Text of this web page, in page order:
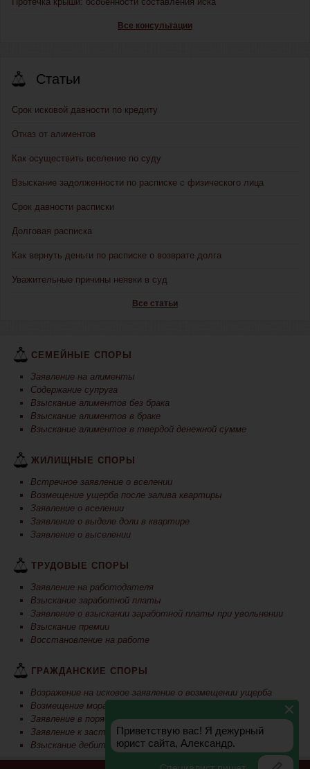
Все консультации
Статьи
Срок исковой давности по кредиту
Отказ от алиментов
Как осуществить вселение по суду
Взыскание задолженности по расписке с физического лица
Срок давности расписки
Долговая расписка
Как вернуть деньги по расписке о возврате долга
Уважительные причины неявки в суд
Все статьи
СЕМЕЙНЫЕ СПОРЫ
Заявление на алименты
Содержание супруга
Взыскание алиментов без брака
Взыскание алиментов в браке
Взыскание алиментов в твердой денежной сумме
ЖИЛИЩНЫЕ СПОРЫ
Встречное заявление о вселении
Возмещение ущерба после залива квартиры
Заявление о вселении
Заявление о выделе доли в квартире
Заявление о выселении
ТРУДОВЫЕ СПОРЫ
Заявление на работодателя
Взыскание заработной платы
Заявление о взыскании заработной платы при увольнении
Взыскание премии
Восстановление на работе
ГРАЖДАНСКИЕ СПОРЫ
Возражение на исковое заявление о возмещении ущерба
Возмещение моральное вреда
Заявление в порядке регресса
Заявление к застройщику
Взыскание дебиторской задолженности